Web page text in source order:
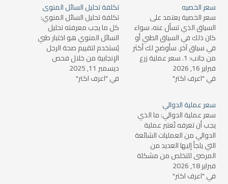
سعر الخصيه
سعر الخصية يعتمد على
السياق الذي تسأل عنه، سواء
كان ذلك في السياق الطبي أو
في سياق آخر. سأوضح لك أكثر
من جانب: 1. سعر عملية زرع
الخصية (أو جراحة الخصية) إذا
كنت تشير إلى تكلفة إجراء
خصية لعلاج بعض…
فبراير 16, 2026
في "اعرف اكتر"
تكلفة تحليل السائل المنوى
تكلفة تحليل السائل المنوي:
كل ما يجب معرفته تحليل
السائل المنوي هو اختبار طبي
يُستخدم لتقييم صحة الرجل
الإنجابية من خلال فحص
السائل المنوي، والذي يحتوي
على الحيوانات المنوية. يُستخدم
ديسمبر 11, 2025
في "اعرف اكتر"
سعر عملية الدوالي
سعر عملية الدوالي: ما الذي
يجب أن تعرفه تُعتبر عملية
الدوالي من العمليات الشائعة
التي يلجأ إليها العديد من
المرضى للتخلص من مشكلة
الدوالي التي تؤثر على جودة
حياتهم. لكن سعر عملية
فبراير 18, 2026
في "اعرف اكتر"